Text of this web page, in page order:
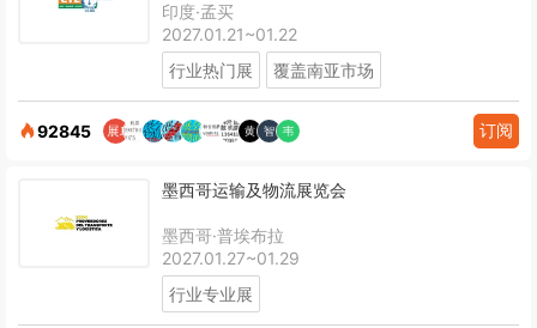
印度·孟买
2027.01.21~01.22
行业热门展
覆盖南亚市场
92845 订阅
墨西哥运输及物流展览会
墨西哥·普埃布拉
2027.01.27~01.29
行业专业展